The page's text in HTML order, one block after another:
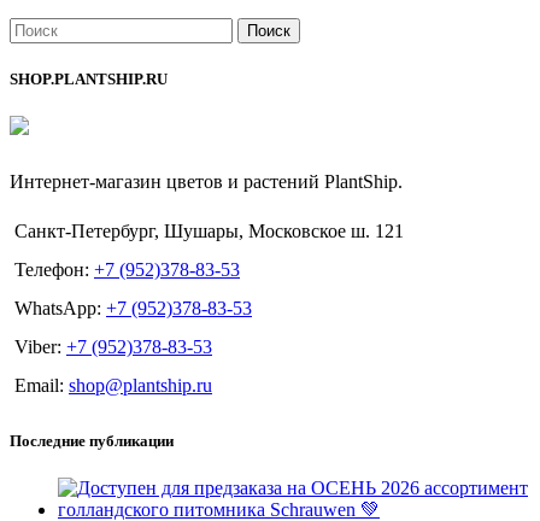
Поиск
SHOP.PLANTSHIP.RU
Интернет-магазин цветов и растений PlantShip.
Санкт-Петербург, Шушары, Московское ш. 121
Телефон: +7 (952)378-83-53
WhatsApp: +7 (952)378-83-53
Viber: +7 (952)378-83-53
Email: shop@plantship.ru
Последние публикации